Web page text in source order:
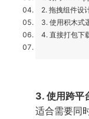
2. 拖拽组件设
3. 使用积木式
4. 直接打包下
3. 使用跨平
适合需要同